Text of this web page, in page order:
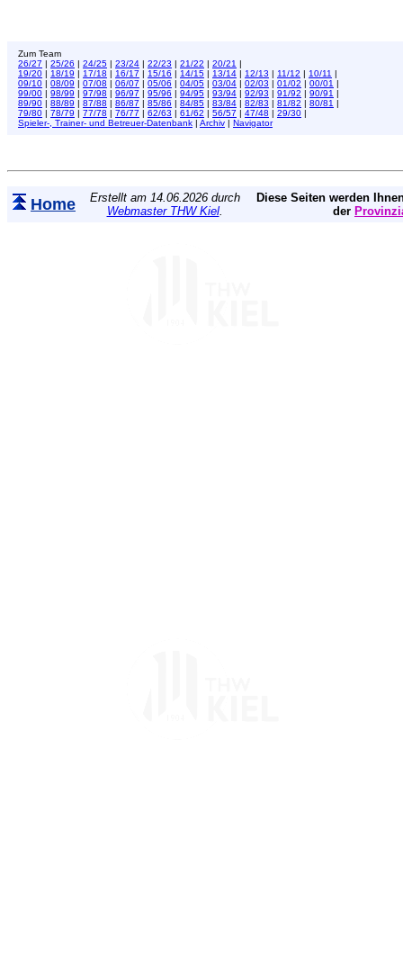
Zum Team
26/27 | 25/26 | 24/25 | 23/24 | 22/23 | 21/22 | 20/21 |
19/20 | 18/19 | 17/18 | 16/17 | 15/16 | 14/15 | 13/14 | 12/13 | 11/12 | 10/11 |
09/10 | 08/09 | 07/08 | 06/07 | 05/06 | 04/05 | 03/04 | 02/03 | 01/02 | 00/01 |
99/00 | 98/99 | 97/98 | 96/97 | 95/96 | 94/95 | 93/94 | 92/93 | 91/92 | 90/91 |
89/90 | 88/89 | 87/88 | 86/87 | 85/86 | 84/85 | 83/84 | 82/83 | 81/82 | 80/81 |
79/80 | 78/79 | 77/78 | 76/77 | 62/63 | 61/62 | 56/57 | 47/48 | 29/30 |
Spieler-, Trainer- und Betreuer-Datenbank | Archiv | Navigator
Home
Erstellt am 14.06.2026 durch
Webmaster THW Kiel.
Diese Seiten werden
der